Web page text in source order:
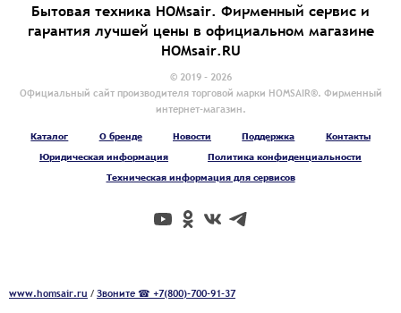
Бытовая техника HOMsair. Фирменный сервис и
гарантия лучшей цены в официальном магазине
HOMsair.RU
© 2019 - 2026
Официальный сайт производителя торговой марки HOMSAIR®. Фирменный
интернет-магазин.
Каталог О бренде Новости Поддержка
Контакты
Юридическая информация
Политика конфиденциальности
Техническая информация для сервисов
www.homsair.ru /Звоните ☎ +7(800)-700-91-37